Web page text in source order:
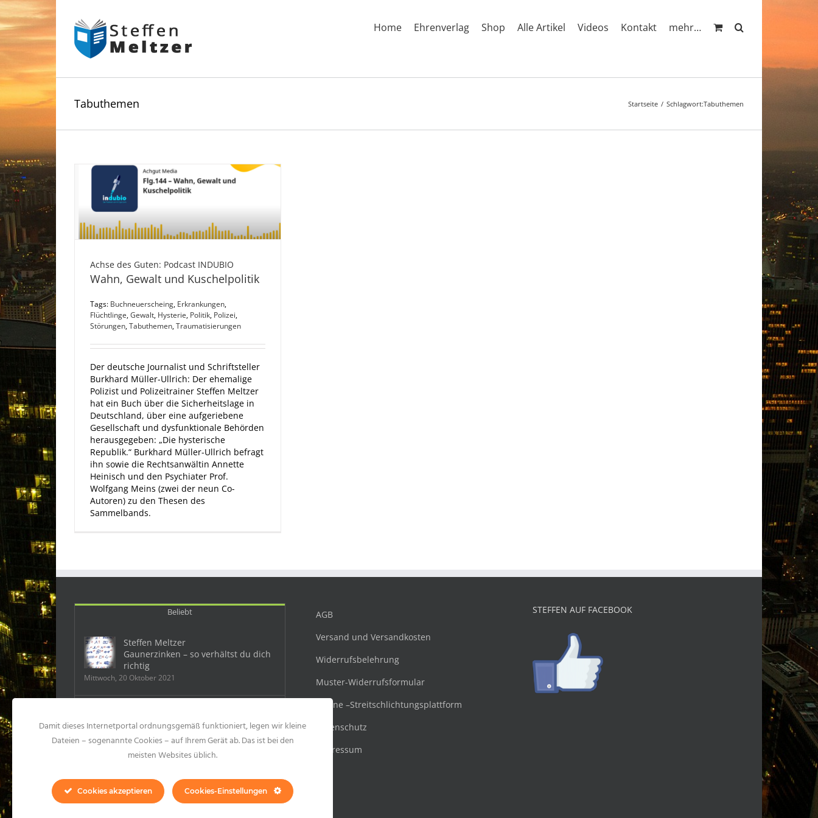
Skip
to
content
Home Ehrenverlag Shop Alle Artikel Videos Kontakt mehr…
Tabuthemen Startseite Schlagwort:Tabuthemen
Achse des Guten: Podcast INDUBIO
Wahn, Gewalt und Kuschelpolitik
Tags: Buchneuerscheing, Erkrankungen,
Flüchtlinge,Gewalt, Hysterie, Politik, Polizei,
Störungen,Tabuthemen,Traumatisierungen
Der deutsche Journalist und Schriftsteller
Burkhard Müller-Ullrich: Der ehemalige
Polizist und Polizeitrainer Steffen Meltzer
hat ein Buch über die Sicherheitslage in
Deutschland, über eine aufgeriebene
Gesellschaft und dysfunktionale Behörden
herausgegeben: „Die hysterische
Republik.“ Burkhard Müller-Ullrich befragt
ihn sowie die Rechtsanwältin Annette
Heinisch und den Psychiater Prof.
Wolfgang Meins (zwei der neun Co-
Autoren) zu den Thesen des
Sammelbands.
Beliebt
Steffen Meltzer
Gaunerzinken – so verhältst du dich
richtig
Mittwoch, 20 Oktober 2021
dem Chef 500 000 Euro
Samstag, 23 Mai 2015
konkrete Mobbinghandlungen
Montag, 20 Juli 2020
AGB
Versand und Versandkosten
Widerrufsbelehrung
Muster-Widerrufsformular
Online –Streitschlichtungsplattform
Datenschutz
Impressum
STEFFEN AUF FACEBOOK
Damit dieses Internetportal ordnungsgemäß funktioniert, legen wir kleine
Dateien – sogenannte Cookies – auf Ihrem Gerät ab. Das ist bei den
meisten Websites üblich.
Cookies akzeptieren Cookies-Einstellungen